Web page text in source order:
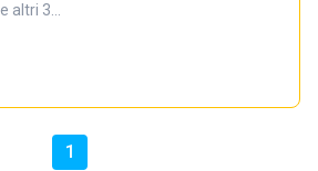
e altri 3…
1